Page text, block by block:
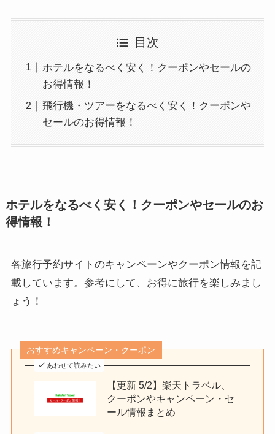
目次
ホテルをなるべく安く！クーポンやセールの
お得情報！
飛行機・ツアーをなるべく安く！クーポンや
セールのお得情報！
ホテルをなるべく安く！クーポンやセールのお
得情報！
各旅行予約サイトのキャンペーンやクーポン情報を記
載しています。参考にして、お得に旅行を楽しみまし
ょう！
おすすめキャンペーン・クーポン
あわせて読みたい
【更新 5/2】楽天トラベル、
クーポンやキャンペーン・セ
ール情報まとめ